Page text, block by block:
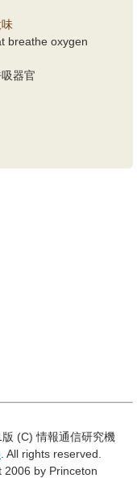
breathe oxygen
器官
版 (C) 情報通信研究機
. All rights reserved.
2006 by Princeton